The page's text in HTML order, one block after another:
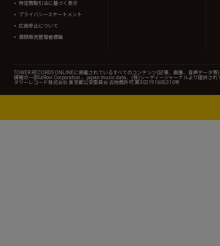
特定商取引法に基づく表示
プライバシーステートメント
広告停止について
酒類販売管理者標識
TOWER RECORDS ONLINEに掲載されているすべてのコンテンツ(記事、画像、音声データ
情報の一部はRovi Corporation.、japan music data、(株)シーディージャーナルより提供され
タワーレコード株式会社 東京都公安委員会 古物商許可 第302191605310号